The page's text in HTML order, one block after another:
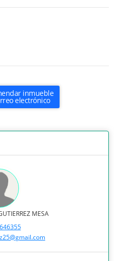
inmueble
electrónico
MESA